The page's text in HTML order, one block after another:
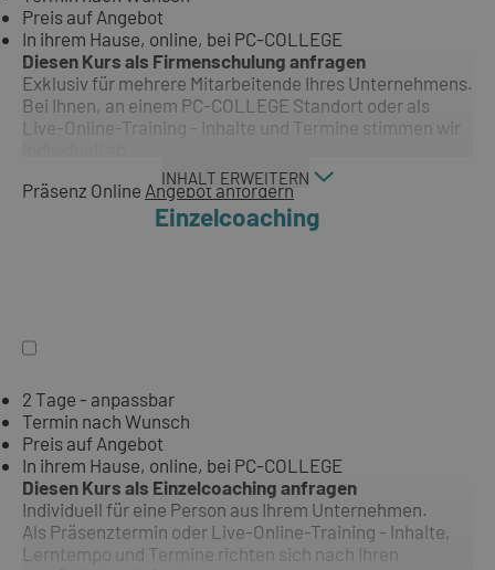
Preis auf Angebot
In ihrem Hause, online, bei PC-COLLEGE
Diesen Kurs als Firmenschulung anfragen
Exklusiv für mehrere Mitarbeitende Ihres Unternehmens.
Bei Ihnen, an einem PC-COLLEGE Standort oder als
Live-Online-Training - Inhalte und Termine stimmen wir
INHALT ERWEITERN
Präsenz Online Angebot anfordern
Einzelcoaching
2 Tage - anpassbar
Termin nach Wunsch
Preis auf Angebot
In ihrem Hause, online, bei PC-COLLEGE
Diesen Kurs als Einzelcoaching anfragen
Individuell für eine Person aus Ihrem Unternehmen.
Als Präsenztermin oder Live-Online-Training - Inhalte,
Lerntempo und Termine richten sich nach Ihren